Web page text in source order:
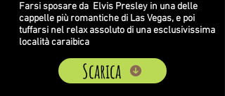
Farsi sposare da Elvis Presley in una delle
cappelle più romantiche di Las Vegas, e poi
tuffarsi nel relax assoluto di una esclusivissima
località caraibica
Scarica